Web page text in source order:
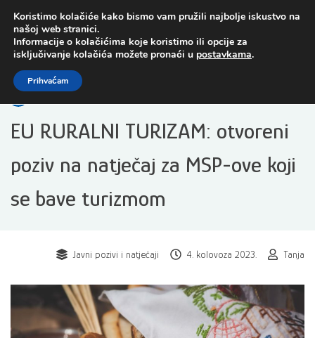
Open toolbar
sadržaj
EU RURALNI TURIZAM: otvoreni
poziv na natječaj za MSP-ove koji
se bave turizmom
Javni pozivi i natječaji 4. kolovoza 2023. Tanja
Koristimo kolačiće kako bismo vam pružili najbolje iskustvo na
našoj web stranici.
Informacije o kolačićima koje koristimo ili opcije za
isključivanje kolačića možete pronaći u postavkama.
Prihvaćam